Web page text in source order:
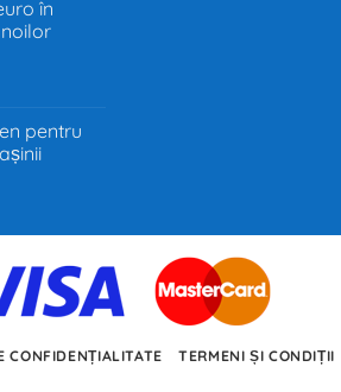
în
pentru
CONFIDENȚIALITATE TERMENI ȘI CONDIȚII